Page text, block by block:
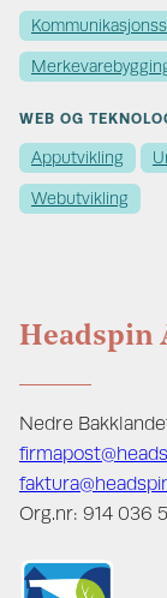
WEB OG
Apputvikling
Webutvikling
Headspin
Nedre
Org.nr: 914 036